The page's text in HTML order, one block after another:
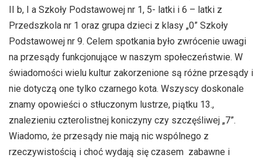
II b, I a Szkoły Podstawowej nr 1, 5- latki i 6 – latki z
Przedszkola nr 1 oraz grupa dzieci z klasy „0” Szkoły
Podstawowej nr 9. Celem spotkania było zwrócenie uwagi
na przesądy funkcjonujące w naszym społeczeństwie. W
świadomości wielu kultur zakorzenione są różne przesądy i
nie dotyczą one tylko czarnego kota. Wszyscy doskonale
znamy opowieści o stłuczonym lustrze, piątku 13.,
znalezieniu czterolistnej koniczyny czy szczęśliwej „7”.
Wiadomo, że przesądy nie mają nic wspólnego z
rzeczywistością i choć wydają się czasem zabawne i